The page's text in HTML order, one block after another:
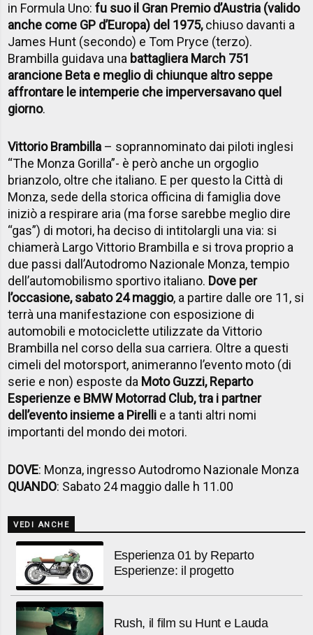
in Formula Uno:fu suo il Gran Premio d’Austria (valido
anche come GP d’Europa) del 1975,chiuso davanti a
James Hunt (secondo) e Tom Pryce (terzo).
Brambilla guidava una battagliera March 751
arancione Beta e meglio di chiunque altro seppe
affrontare le intemperie che imperversavano quel
giorno.
Vittorio Brambilla – soprannominato dai piloti inglesi
“The Monza Gorilla”- è però anche un orgoglio
brianzolo, oltre che italiano. E per questo la Città di
Monza, sede della storica officina di famiglia dove
iniziò a respirare aria (ma forse sarebbe meglio dire
“gas”) di motori, ha deciso di intitolargli una via: si
chiamerà Largo Vittorio Brambilla e si trova proprio a
due passi dall’Autodromo Nazionale Monza, tempio
dell’automobilismo sportivo italiano. Dove per
l’occasione, sabato 24 maggio, a partire dalle ore 11, si
terrà una manifestazione con esposizione di
automobili e motociclette utilizzate da Vittorio
Brambilla nel corso della sua carriera. Oltre a questi
cimeli del motorsport, animeranno l’evento moto (di
serie e non) esposte da Moto Guzzi, Reparto
Esperienze e BMW Motorrad Club, tra i partner
dell’evento insieme a Pirelli e a tanti altri nomi
importanti del mondo dei motori.
DOVE: Monza, ingresso Autodromo Nazionale Monza
QUANDO: Sabato 24 maggio dalle h 11.00
VEDI ANCHE
Esperienza 01 by Reparto
Esperienze: il progetto
Rush, il film su Hunt e Lauda